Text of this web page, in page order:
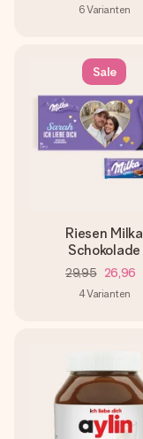
6Varianten
Sale
Riesen Milka
Schokolade
29,95 26,96
4Varianten